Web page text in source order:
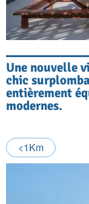
Une nouvelle
chic
entièrement
modernes.
<1Km